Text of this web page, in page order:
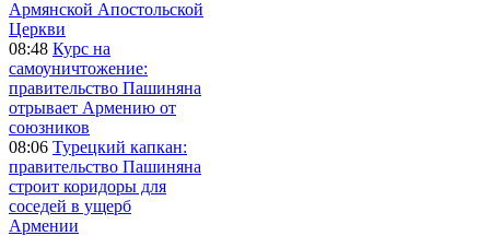
Армянской Апостольской
Церкви
08:48 Курс на
самоуничтожение:
правительство Пашиняна
отрывает Армению от
союзников
08:06 Турецкий капкан:
правительство Пашиняна
строит коридоры для
соседей в ущерб
Армении